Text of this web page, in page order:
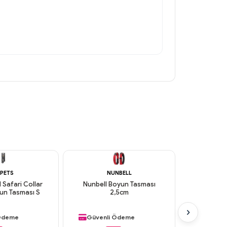
Safari Collar
Tasması S
NUNBELL
Nunbell Boyun Tasması
2,5cm
Aynı Gün Kargo
Güvenli Ödeme